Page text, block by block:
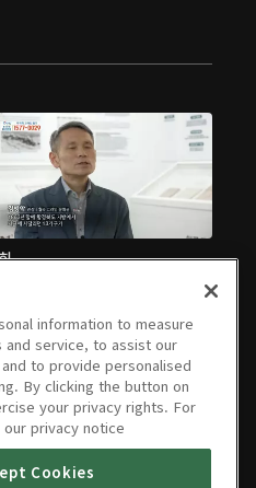
information to measure
and service, to assist our
to provide personalised
By clicking the button on
your privacy rights. For
privacy notice
Cookies